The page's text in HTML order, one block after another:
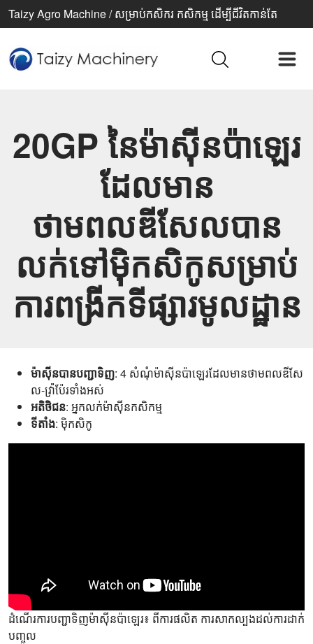
Taizy Agro Machine / សម្រាប់កសិករ កសិកម្ម ដើម្បីជីវិតកាន់តែ
20GP នៃម៉ាស៊ីនប៉ាឡេរ
ដែលមាន
ថាមពលឌីសែលបាន
លក់ទៅម៉ិកសិកូសម្រាប់
ការពង្រីកទីផ្សារមូលដ្ឋាន
ម៉ាស៊ីនបានបញ្ជាទិញ: 4 សំណុំម៉ាស៊ីនប៉ាឡេរដែលមានថាមពលឌីសែ
ល-វ៉្រ៉ាប៉ែរទាំងអស់
អតិថិជន: អ្នកលក់ម៉ាស៊ីនកសិកម្ម
ទីតាំង: ម៉ិកសិកូ
ដំណើរការបញ្ជាទិញម៉ាស៊ីនប៉ាឡេរ៖ ពីការផលិត ការសាកល្បងដល់ការដាក់
បញ្ចូល